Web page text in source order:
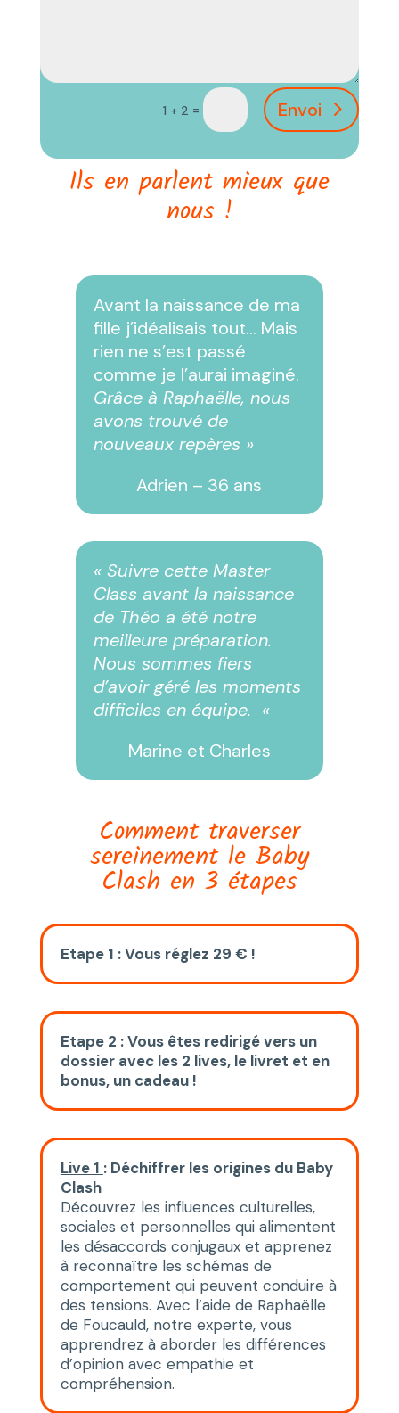
1 + 2 = Envoi
Ils en parlent mieux que
nous !
Avant la naissance de ma
fille j’idéalisais tout… Mais
rien ne s’est passé
comme je l’aurai imaginé.
Grâce à Raphaëlle, nous
avons trouvé de
nouveaux repères »
Adrien – 36 ans
« Suivre cette Master
Class avant la naissance
de Théo a été notre
meilleure préparation.
Nous sommes fiers
d’avoir géré les moments
difficiles en équipe. «
Marine et Charles
Comment traverser
sereinement le Baby
Clash en 3 étapes
Etape 1 : Vous réglez 29 € !
Etape 2 : Vous êtes redirigé vers un
dossier avec les 2 lives, le livret et en
bonus, un cadeau !
Live 1 : Déchiffrer les origines du Baby
Clash
Découvrez les influences culturelles,
sociales et personnelles qui alimentent
les désaccords conjugaux et apprenez
à reconnaître les schémas de
comportement qui peuvent conduire à
des tensions. Avec l’aide de Raphaëlle
de Foucauld, notre experte, vous
apprendrez à aborder les différences
d’opinion avec empathie et
compréhension.